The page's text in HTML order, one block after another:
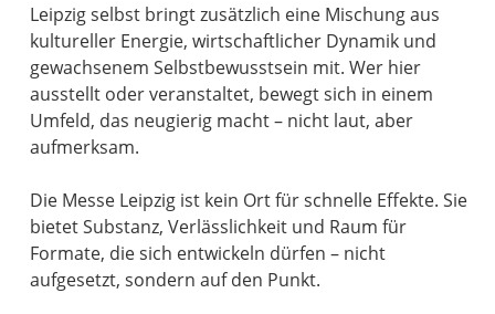
Leipzig selbst bringt zusätzlich eine Mischung aus
kultureller Energie, wirtschaftlicher Dynamik und
gewachsenem Selbstbewusstsein mit. Wer hier
ausstellt oder veranstaltet, bewegt sich in einem
Umfeld, das neugierig macht – nicht laut, aber
aufmerksam.
Die Messe Leipzig ist kein Ort für schnelle Effekte. Sie
bietet Substanz, Verlässlichkeit und Raum für
Formate, die sich entwickeln dürfen – nicht
aufgesetzt, sondern auf den Punkt.